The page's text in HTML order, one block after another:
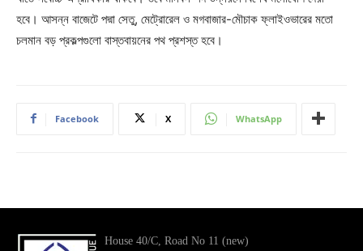
হবে। আসন্ন বাজেটে পদ্মা সেতু, মেট্রোরেল ও মগবাজার-মৌচাক ফ্লাইওভারের মতো
চলমান বড় প্রকল্পগুলো বাস্তবায়নের পথ প্রশস্ত হবে।
Facebook X WhatsApp
House 40/C, Road No 11 (new)